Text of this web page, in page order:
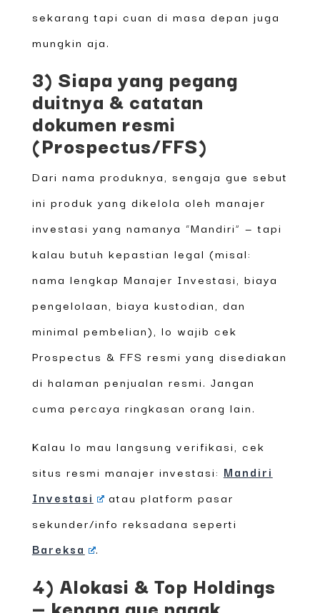
sekarang tapi cuan di masa depan juga
mungkin aja.
3) Siapa yang pegang
duitnya & catatan
dokumen resmi
(Prospectus/FFS)
Dari nama produknya, sengaja gue sebut
ini produk yang dikelola oleh manajer
investasi yang namanya “Mandiri” — tapi
kalau butuh kepastian legal (misal:
nama lengkap Manajer Investasi, biaya
pengelolaan, biaya kustodian, dan
minimal pembelian), lo wajib cek
Prospectus & FFS resmi yang disediakan
di halaman penjualan resmi. Jangan
cuma percaya ringkasan orang lain.
Kalau lo mau langsung verifikasi, cek
situs resmi manajer investasi: Mandiri
Investasi
atau platform pasar
sekunder/info reksadana seperti
Bareksa
.
4) Alokasi & Top Holdings
— kenapa gue nggak